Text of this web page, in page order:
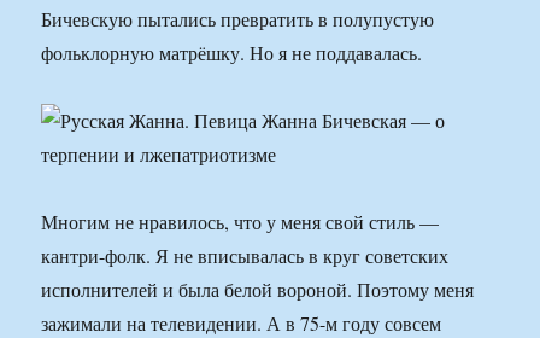
Бичевскую пытались превратить в полупустую
фольклорную матрёшку. Но я не поддавалась.
Многим не нравилось, что у меня свой стиль —
кантри-фолк. Я не вписывалась в круг советских
исполнителей и была белой вороной. Поэтому меня
зажимали на телевидении. А в 75-м году совсем